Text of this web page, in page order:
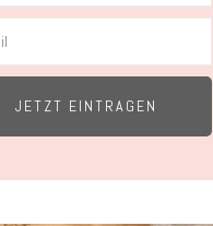
JETZT EINTRAGEN